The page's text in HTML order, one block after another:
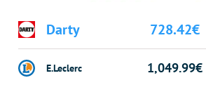
Darty 728.42€
E.Leclerc 1,049.99€